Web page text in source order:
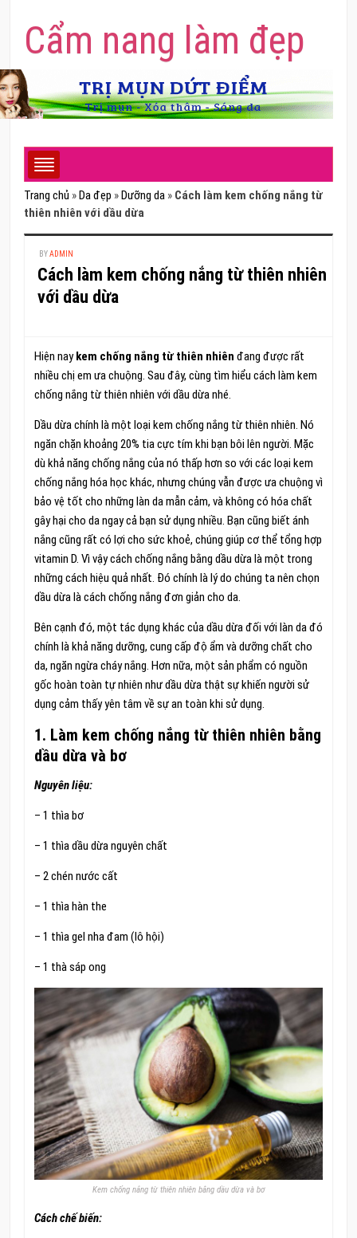
Cẩm nang làm đẹp
Trang chủ » Da đẹp » Dưỡng da » Cách làm kem chống nắng từ
thiên nhiên với dầu dừa
BYADMIN
Cách làm kem chống nắng từ thiên nhiên
với dầu dừa
Hiện naykem chống nắng từ thiên nhiên đang được rất
nhiều chị em ưa chuộng. Sau đây, cùng tìm hiểu cách làm kem
chống nắng từ thiên nhiên với dầu dừa nhé.
Dầu dừa chính là một loại kem chống nắng từ thiên nhiên. Nó
ngăn chặn khoảng 20% tia cực tím khi bạn bôi lên người. Mặc
dù khả năng chống nắng của nó thấp hơn so với các loại kem
chống nắng hóa học khác, nhưng chúng vẫn được ưa chuộng vì
bảo vệ tốt cho những làn da mẫn cảm, và không có hóa chất
gây hại cho da ngay cả bạn sử dụng nhiều. Bạn cũng biết ánh
nắng cũng rất có lợi cho sức khoẻ, chúng giúp cơ thể tổng hợp
vitamin D. Vì vậy cách chống nắng bằng dầu dừa là một trong
những cách hiệu quả nhất. Đó chính là lý do chúng ta nên chọn
dầu dừa là cách chống nắng đơn giản cho da.
Bên cạnh đó, một tác dụng khác của dầu dừa đối với làn da đó
chính là khả năng dưỡng, cung cấp độ ẩm và dưỡng chất cho
da, ngăn ngừa cháy nắng. Hơn nữa, một sản phẩm có nguồn
gốc hoàn toàn tự nhiên như dầu dừa thật sự khiến người sử
dụng cảm thấy yên tâm về sự an toàn khi sử dụng.
1. Làm kem chống nắng từ thiên nhiên bằng
dầu dừa và bơ
Nguyên liệu:
– 1 thìa bơ
– 1 thìa dầu dừa nguyên chất
– 2 chén nước cất
– 1 thìa hàn the
– 1 thìa gel nha đam (lô hội)
– 1 thà sáp ong
Kem chống nắng từ thiên nhiên bằng dầu dừa và bơ
Cách chế biến: